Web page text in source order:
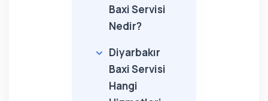
Baxi Servisi
Nedir?
Diyarbakır
Baxi Servisi
Hangi